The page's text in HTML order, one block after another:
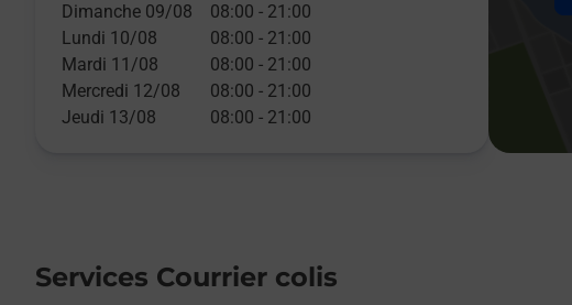
Dimanche 09/08
08:00 - 21:00
Lundi 10/08
08:00 - 21:00
Mardi 11/08
08:00 - 21:00
Mercredi 12/08
08:00 - 21:00
Jeudi 13/08
08:00 - 21:00
Services Courrier colis